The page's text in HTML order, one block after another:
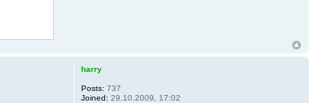
harry
Posts: 737
Joined: 29.10.2009, 17:02